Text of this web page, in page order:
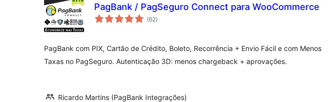
PagBank / PagSeguro Connect para WooCommerce
(62total
ratings
)
PagBank com PIX, Cartão de Crédito, Boleto, Recorrência + Envio Fácil e com Menos
Taxas no PagSeguro. Autenticação 3D: menos chargeback + aprovações.
Ricardo Martins (PagBank Integrações)